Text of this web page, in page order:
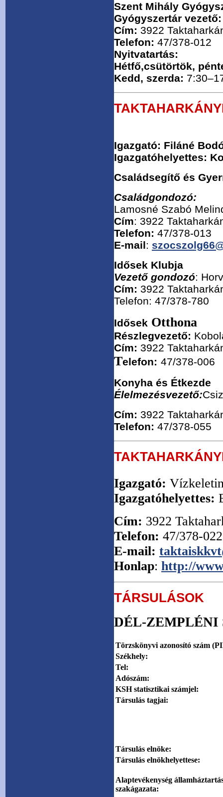
Szent Mihály
Gyógyszertár vezető:
Cím: 3922
Telefon: 47/378-012
Nyitvatartás:
Hétfő,csütörtök,
Kedd, szerda:
Igazgató: Filáné
Igazgatóhelyettes:
Családsegítő és
Családgondozó:
Lamosné Szabó
Cím: 3922
Telefon: 47/378-013
E-mail:
Idősek Klubja
Vezető gondozó:
Cím: 3922
Telefon: 47/378-780
Idősek Otthona
Részlegvezető:
Cím: 3922
Telefon: 47/378-006
Konyha és Étkezde
Élelmezésvezető:
Cím: 3922
Telefon: 47/378-055
Igazgató:
Igazgatóhelyettes:
Cím: 3922
Telefon: 47/378-022
E-mail:
Honlap: http://
TÁRSULÁSOK
DÉL-ZEMPLÉNI
Törzskönyvi azonosító szám
Székhely:
Tel:
Adószám:
KSH statisztikai számjel:
Társulás tagjai:
Társulás elnöke:
Társulás elnökhelyettese:
Alaptevékenység
szakágazata: